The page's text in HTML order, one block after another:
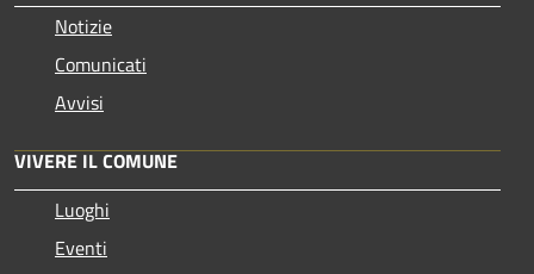
Notizie
Comunicati
Avvisi
VIVERE IL COMUNE
Luoghi
Eventi